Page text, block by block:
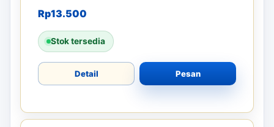
Rp13.500
Stok tersedia
Detail Pesan